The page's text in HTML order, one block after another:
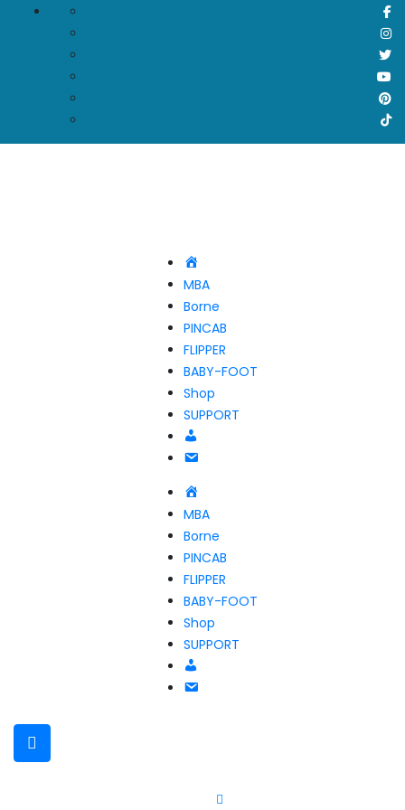
MBA
Borne
PINCAB
FLIPPER
BABY-FOOT
Shop
SUPPORT
MBA
Borne
PINCAB
FLIPPER
BABY-FOOT
Shop
SUPPORT